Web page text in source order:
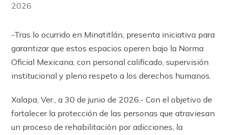
2026
-Tras lo ocurrido en Minatitlán, presenta iniciativa para
garantizar que estos espacios operen bajo la Norma
Oficial Mexicana, con personal calificado, supervisión
institucional y pleno respeto a los derechos humanos.
Xalapa, Ver., a 30 de junio de 2026.- Con el objetivo de
fortalecer la protección de las personas que atraviesan
un proceso de rehabilitación por adicciones, la